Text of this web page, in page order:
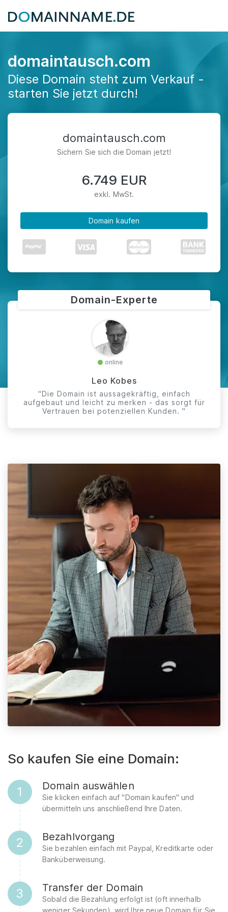
domaintausch.com
Diese Domain steht zum Verkauf -
starten Sie jetzt durch!
domaintausch.com
Sichern Sie sich die Domain jetzt!
6.749 EUR
exkl. MwSt.
Domain kaufen
Domain-Experte
online
Leo Kobes
"Die Domain ist aussagekräftig, einfach
aufgebaut und leicht zu merken - das sorgt für
Vertrauen bei potenziellen Kunden. "
So kaufen Sie eine Domain:
1 Domain auswählen
Sie klicken einfach auf "Domain kaufen" und
übermitteln uns anschließend Ihre Daten.
2 Bezahlvorgang
Sie bezahlen einfach mit Paypal, Kreditkarte oder
Banküberweisung.
3 Transfer der Domain
Sobald die Bezahlung erfolgt ist (oft innerhalb
weniger Sekunden), wird Ihre neue Domain für Sie